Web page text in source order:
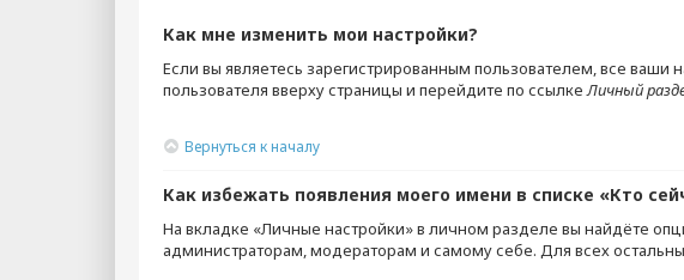
Как мне изменить мои настройки?
Если вы являетесь зарегистрированным пользователем, все
пользователя вверху страницы и перейдите по ссылкеЛичный
Вернуться к началу
Как избежать появления моего имени в списке «Кто
На вкладке «Личные настройки» в личном разделе вы найдёте
администраторам, модераторам и самому себе. Для всех